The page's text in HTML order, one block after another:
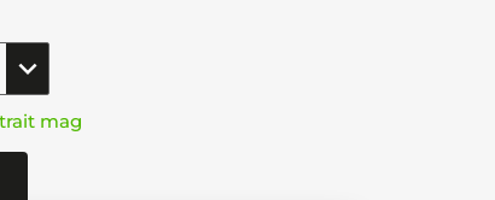
mag